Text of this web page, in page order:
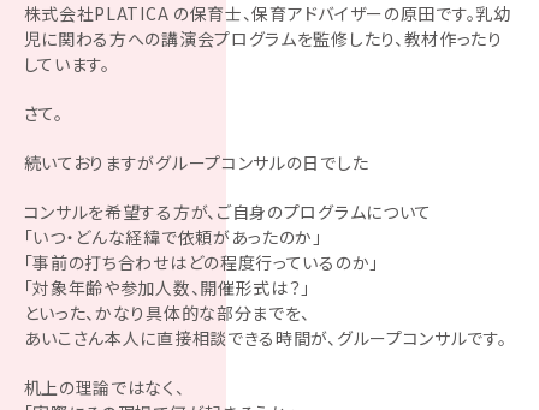
株式会社PLATICA の保育士、保育アドバイザーの原田です。乳幼
児に関わる方への講演会プログラムを監修したり、教材作ったり
しています。
さて。
続いておりますがグループコンサルの日でした
コンサルを希望する方が、ご自身のプログラムについて
「いつ・どんな経緯で依頼があったのか」
「事前の打ち合わせはどの程度行っているのか」
「対象年齢や参加人数、開催形式は？」
といった、かなり具体的な部分までを、
あいこさん本人に直接相談できる時間が、グループコンサルです。
机上の理論ではなく、